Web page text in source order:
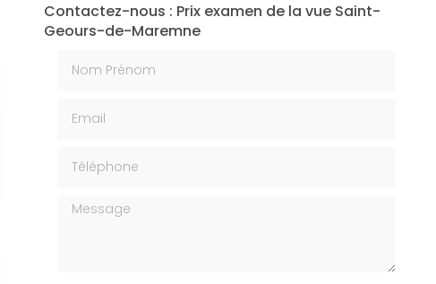
Contactez-nous : Prix examen de la vue Saint-
Geours-de-Maremne
Message